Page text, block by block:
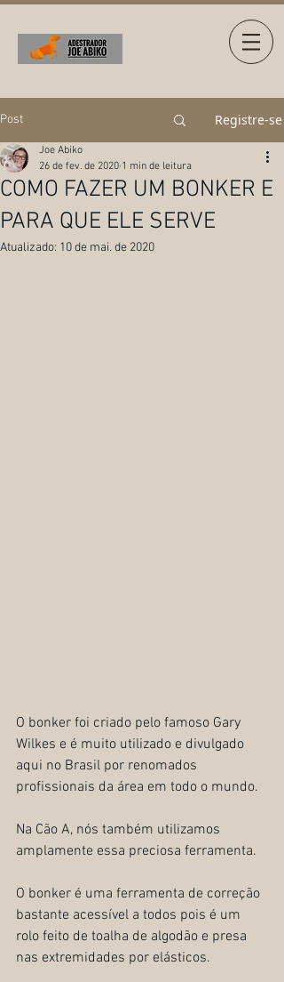
Post Registre-se
COMO FAZER UM BONKER E
PARA QUE ELE SERVE
Joe Abiko
26 de fev. de 2020 1 min de leitura
Atualizado: 10 de mai. de 2020
O bonker foi criado pelo famoso Gary
Wilkes e é muito utilizado e divulgado
aqui no Brasil por renomados
profissionais da área em todo o mundo.
Na Cão A, nós também utilizamos
amplamente essa preciosa ferramenta.
O bonker é uma ferramenta de correção
bastante acessível a todos pois é um
rolo feito de toalha de algodão e presa
nas extremidades por elásticos.